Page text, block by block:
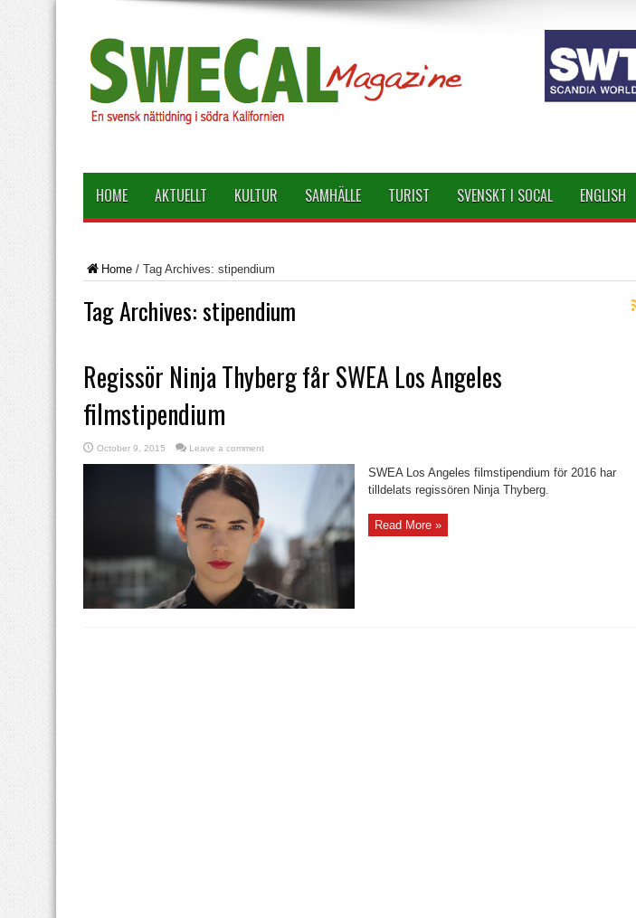
HOME AKTUELLT KULTUR SAMHÄLLE TURIST SVENSKT I SOCAL ENGLISH
Home / Tag Archives: stipendium
Tag Archives:stipendium
Regissör Ninja Thyberg får SWEA Los Angeles
filmstipendium
October 9, 2015 Leave a comment
SWEA Los Angeles filmstipendium för 2016 har
tilldelats regissören Ninja Thyberg.
Read More »